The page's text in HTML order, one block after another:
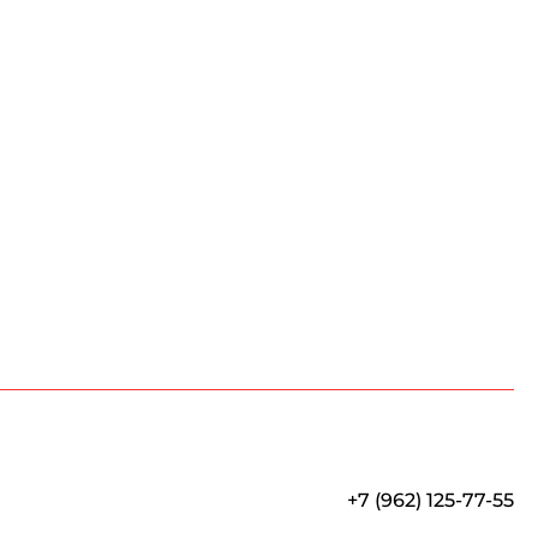
+7 (962) 125-77-55